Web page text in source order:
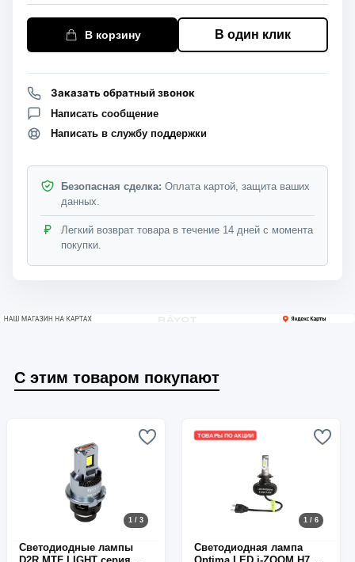
В корзину В один клик
Заказать обратный звонок
Написать сообщение
Написать в службу поддержки
Безопасная сделка: Оплата картой, защита ваших
данных.
Легкий возврат товара в течение 14 дней с момента
покупки.
С этим товаром покупают
1 / 3
Светодиодные лампы
ТОВАРЫ ПО АКЦИИ
1 / 6
Светодиодная лампа